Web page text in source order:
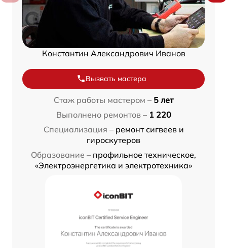
Константин Александрович Иванов
Вызвать мастера
Стаж работы мастером – 5 лет
Выполнено ремонтов – 1 220
Специализация – ремонт сигвеев и
гироскутеров
Образование – профильное техническое,
«Электроэнергетика и электротехника»